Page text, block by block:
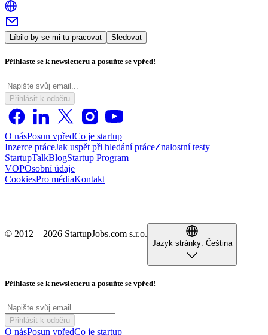
Líbilo by se mi tu pracovat Sledovat
Přihlaste se k newsletteru a posuňte se vpřed!
Přihlásit k odběru
O násPosun vpředCo je startup
Inzerce práceJak uspět při hledání práceZnalostní testy
StartupTalkBlogStartup Program
VOPOsobní údaje
CookiesPro médiaKontakt
© 2012 – 2026 StartupJobs.com s.r.o.
Jazyk stránky: Čeština
Přihlaste se k newsletteru a posuňte se vpřed!
Přihlásit k odběru
O násPosun vpředCo je startup